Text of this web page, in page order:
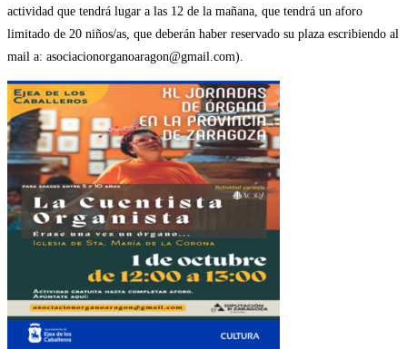
actividad que tendrá lugar a las 12 de la mañana, que tendrá un aforo
limitado de 20 niños/as, que deberán haber reservado su plaza escribiendo al
mail a: asociacionorganoaragon@gmail.com).